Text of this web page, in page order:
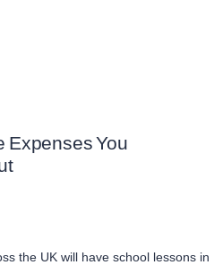
Expenses You
the UK will have school lessons in